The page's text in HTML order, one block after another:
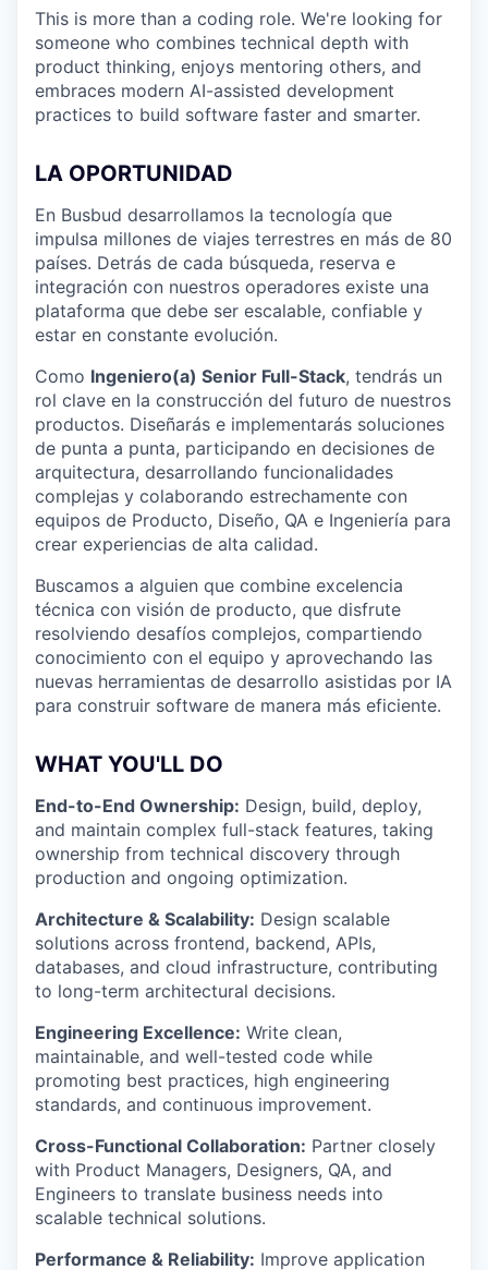
This is more than a coding role. We're looking for
someone who combines technical depth with
product thinking, enjoys mentoring others, and
embraces modern AI-assisted development
practices to build software faster and smarter.
LA OPORTUNIDAD
En Busbud desarrollamos la tecnología que
impulsa millones de viajes terrestres en más de 80
países. Detrás de cada búsqueda, reserva e
integración con nuestros operadores existe una
plataforma que debe ser escalable, confiable y
estar en constante evolución.
Como Ingeniero(a) Senior Full-Stack, tendrás un
rol clave en la construcción del futuro de nuestros
productos. Diseñarás e implementarás soluciones
de punta a punta, participando en decisiones de
arquitectura, desarrollando funcionalidades
complejas y colaborando estrechamente con
equipos de Producto, Diseño, QA e Ingeniería para
crear experiencias de alta calidad.
Buscamos a alguien que combine excelencia
técnica con visión de producto, que disfrute
resolviendo desafíos complejos, compartiendo
conocimiento con el equipo y aprovechando las
nuevas herramientas de desarrollo asistidas por IA
para construir software de manera más eficiente.
WHAT YOU'LL DO
End-to-End Ownership: Design, build, deploy,
and maintain complex full-stack features, taking
ownership from technical discovery through
production and ongoing optimization.
Architecture & Scalability: Design scalable
solutions across frontend, backend, APIs,
databases, and cloud infrastructure, contributing
to long-term architectural decisions.
Engineering Excellence: Write clean,
maintainable, and well-tested code while
promoting best practices, high engineering
standards, and continuous improvement.
Cross-Functional Collaboration: Partner closely
with Product Managers, Designers, QA, and
Engineers to translate business needs into
scalable technical solutions.
Performance & Reliability: Improve application